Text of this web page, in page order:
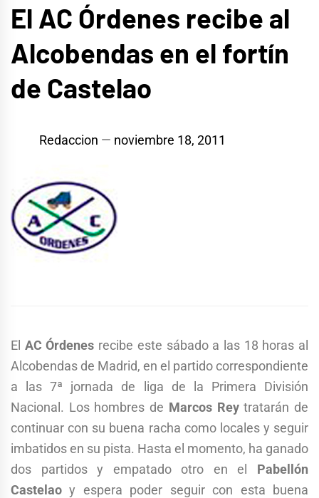
El AC Órdenes recibe al
Alcobendas en el fortín
de Castelao
Redaccion noviembre 18, 2011
El AC Órdenes recibe este sábado a las 18 horas al
Alcobendas de Madrid, en el partido correspondiente
a las 7ª jornada de liga de la Primera División
Nacional. Los hombres de Marcos Reytratarán de
continuar con su buena racha como locales y seguir
imbatidos en su pista. Hasta el momento, ha ganado
dos partidos y empatado otro en el Pabellón
Castelao y espera poder seguir con esta buena